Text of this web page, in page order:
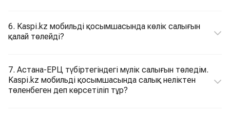
6. Kaspi.kz мобильді қосымшасында көлік салығын
қалай төлейді?
7. Астана-ЕРЦ түбіртегіндегі мүлік салығын төледім.
Kaspi.kz мобильді қосымшасында салық неліктен
төленбеген деп көрсетіліп тұр?